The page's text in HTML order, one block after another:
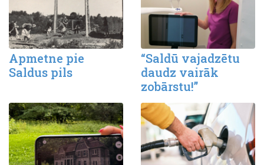
Apmetne pie
Saldus pils
“Saldū vajadzētu
daudz vairāk
zobārstu!”